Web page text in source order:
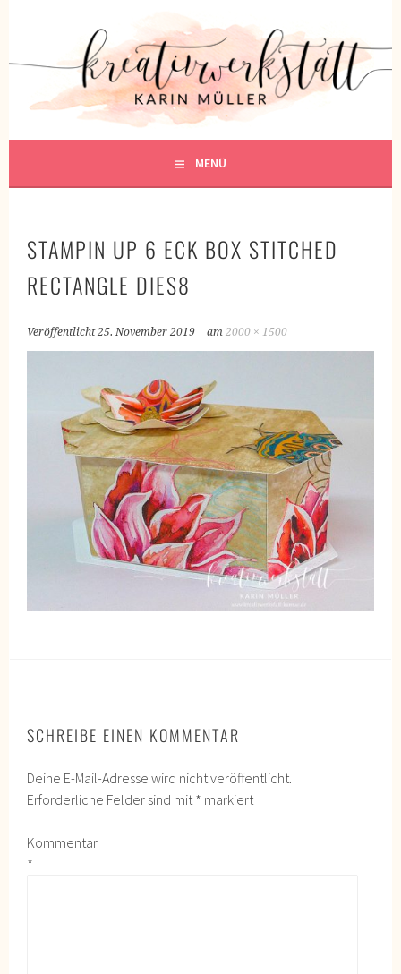
KREATIVWERKSTATT
KREATIV SEIN
MENÜ
STAMPIN UP 6 ECK BOX STITCHED
RECTANGLE DIES8
Veröffentlicht25. November 2019 am2000 × 1500
SCHREIBE EINEN KOMMENTAR
Deine E-Mail-Adresse wird nicht veröffentlicht.
Erforderliche Felder sind mit* markiert
Kommentar
*